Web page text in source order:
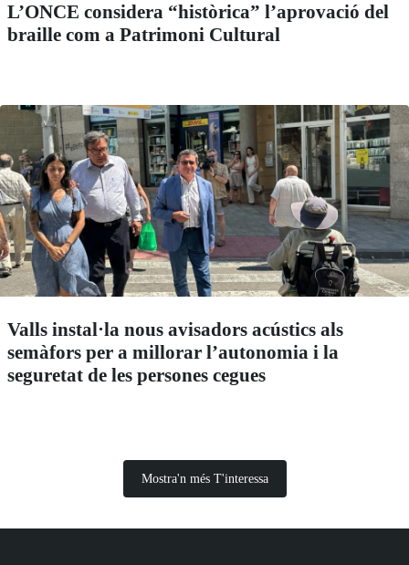
L’ONCE considera “històrica” l’aprovació del
braille com a Patrimoni Cultural
Valls instal·la nous avisadors acústics als
semàfors per a millorar l’autonomia i la
seguretat de les persones cegues
Mostra'n més T'interessa